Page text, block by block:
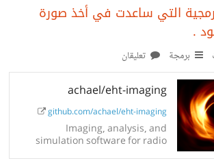
التي ساعدت في أخذ صورة
.
برمجة تعليقان
achael/eht-imaging
github.com/achael/eht-imaging
Imaging, analysis, and
simulation software for radio
interferometry - achael/eht-